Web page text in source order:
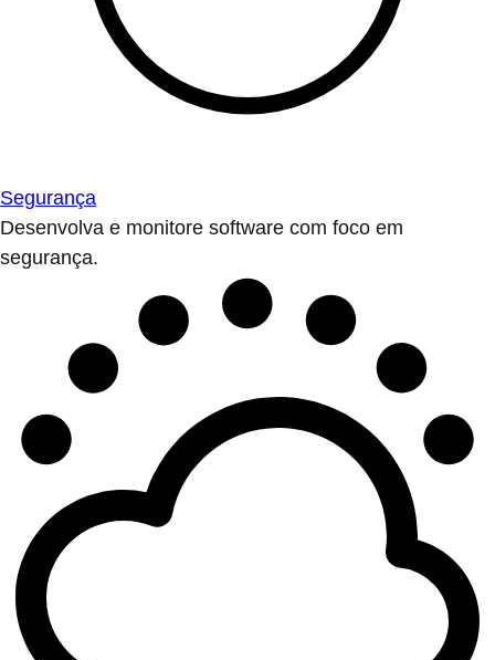
Segurança
Desenvolva e monitore software com foco em
segurança.